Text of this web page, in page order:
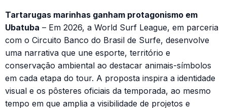
Tartarugas marinhas ganham protagonismo em
Ubatuba – Em 2026, a World Surf League, em parceria
com o Circuito Banco do Brasil de Surfe, desenvolve
uma narrativa que une esporte, território e
conservação ambiental ao destacar animais-símbolos
em cada etapa do tour. A proposta inspira a identidade
visual e os pôsteres oficiais da temporada, ao mesmo
tempo em que amplia a visibilidade de projetos e